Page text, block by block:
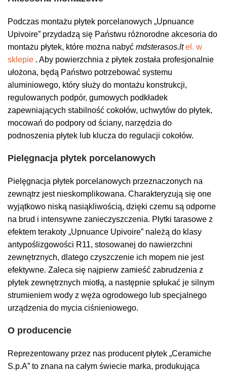
Podczas montażu płytek porcelanowych „Upnuance
Upivoire” przydadzą się Państwu różnorodne akcesoria do
montażu płytek, które można nabyć mdsterasos.lt el. w
sklepie . Aby powierzchnia z płytek została profesjonalnie
ułożona, będą Państwo potrzebować systemu
aluminiowego, który służy do montażu konstrukcji,
regulowanych podpór, gumowych podkładek
zapewniających stabilność cokołów, uchwytów do płytek,
mocowań do podpory od ściany, narzędzia do
podnoszenia płytek lub klucza do regulacji cokołów.
Pielęgnacja płytek porcelanowych
Pielęgnacja płytek porcelanowych przeznaczonych na
zewnątrz jest nieskomplikowana. Charakteryzują się one
wyjątkowo niską nasiąkliwością, dzięki czemu są odporne
na brud i intensywne zanieczyszczenia. Płytki tarasowe z
efektem terakoty „Upnuance Upivoire” należą do klasy
antypoślizgowości R11, stosowanej do nawierzchni
zewnętrznych, dlatego czyszczenie ich mopem nie jest
efektywne. Zaleca się najpierw zamieść zabrudzenia z
płytek zewnętrznych miotłą, a następnie spłukać je silnym
strumieniem wody z węża ogrodowego lub specjalnego
urządzenia do mycia ciśnieniowego.
O producencie
Reprezentowany przez nas producent płytek „Ceramiche
S.p.A” to znana na całym świecie marka, produkująca